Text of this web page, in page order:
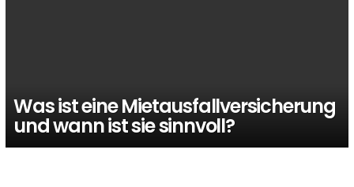
Was ist eine Mietausfallversicherung
und wann ist sie sinnvoll?